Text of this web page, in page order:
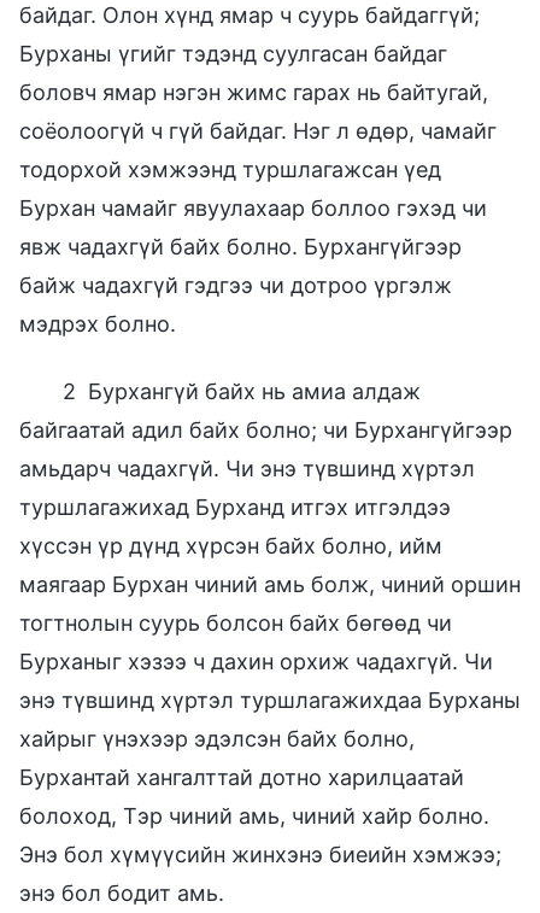
байдаг. Олон хүнд ямар ч суурь байдаггүй;
Бурханы үгийг тэдэнд суулгасан байдаг
боловч ямар нэгэн жимс гарах нь байтугай,
соёолоогүй ч гүй байдаг. Нэг л өдөр, чамайг
тодорхой хэмжээнд туршлагажсан үед
Бурхан чамайг явуулахаар боллоо гэхэд чи
явж чадахгүй байх болно. Бурхангүйгээр
байж чадахгүй гэдгээ чи дотроо үргэлж
мэдрэх болно.
2 Бурхангүй байх нь амиа алдаж
байгаатай адил байх болно; чи Бурхангүйгээр
амьдарч чадахгүй. Чи энэ түвшинд хүртэл
туршлагажихад Бурханд итгэх итгэлдээ
хүссэн үр дүнд хүрсэн байх болно, ийм
маягаар Бурхан чиний амь болж, чиний оршин
тогтнолын суурь болсон байх бөгөөд чи
Бурханыг хэзээ ч дахин орхиж чадахгүй. Чи
энэ түвшинд хүртэл туршлагажихдаа Бурханы
хайрыг үнэхээр эдэлсэн байх болно,
Бурхантай хангалттай дотно харилцаатай
болоход, Тэр чиний амь, чиний хайр болно.
Энэ бол хүмүүсийн жинхэнэ биеийн хэмжээ;
энэ бол бодит амь.